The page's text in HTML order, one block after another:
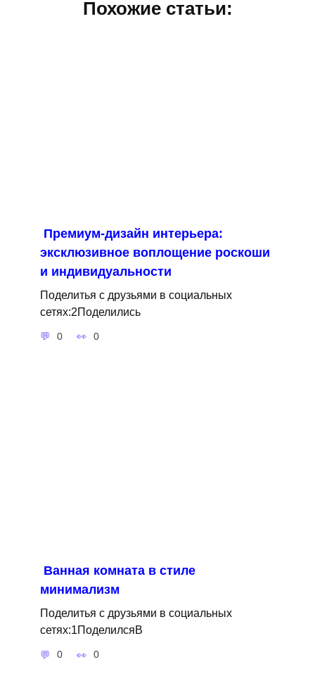
Похожие статьи:
Премиум-дизайн интерьера:
эксклюзивное воплощение роскоши
и индивидуальности
Поделитья с друзьями в социальных
сетях:2Поделились
0 0
Ванная комната в стиле
минимализм
Поделитья с друзьями в социальных
сетях:1ПоделилсяВ
0 0